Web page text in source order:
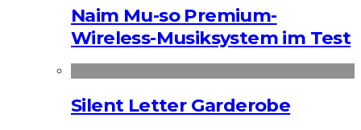
Naim Mu-so Premium-
Wireless-Musiksystem im Test
Silent Letter Garderobe